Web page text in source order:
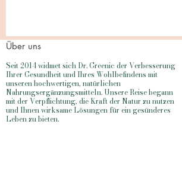
flora, reduce bloating, and
leaky gut, and
✔ Women’s Health & Vaginal
maintain vaginal health,
✔ Candida & Immune
Candida overgrowth,
infections, supporting both
✔ Prebiotic-Infused for
✔ Shelf-Stable & Delayed-
Über uns
Seit 2014 widmet sich Dr. Greenic der Verbesserung
Ihrer Gesundheit und Ihres Wohlbefindens mit
unseren hochwertigen, natürlichen
Nahrungsergänzungsmitteln. Unsere Reise begann
mit der Verpflichtung, die Kraft der Natur zu nutzen
und Ihnen wirksame Lösungen für ein gesünderes
Leben zu bieten.